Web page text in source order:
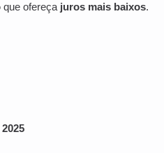
que ofereça juros mais baixos.